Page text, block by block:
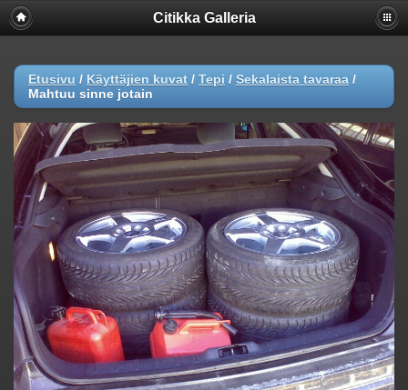
Citikka Galleria
Etusivu / Käyttäjien kuvat / Tepi / Sekalaista tavaraa /
Mahtuu sinne jotain